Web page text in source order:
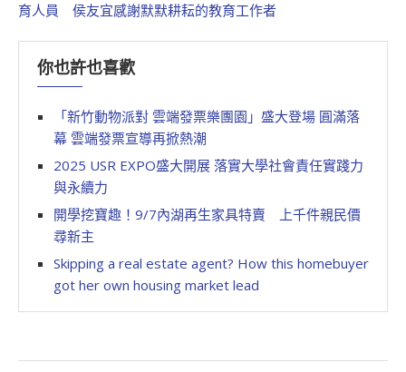
育人員 侯友宜感謝默默耕耘的教育工作者
你也許也喜歡
「新竹動物派對 雲端發票樂團園」盛大登場 圓滿落
幕 雲端發票宣導再掀熱潮
2025 USR EXPO盛大開展 落實大學社會責任實踐力
與永續力
開學挖寶趣！9/7內湖再生家具特賣 上千件親民價
尋新主
Skipping a real estate agent? How this homebuyer
got her own housing market lead